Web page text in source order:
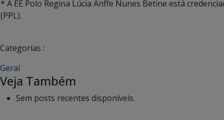
* A EE Polo Regina Lúcia Anffe Nunes Betine está
(PPL).
Categorias :
Geral
Veja Também
Sem posts recentes disponíveis.